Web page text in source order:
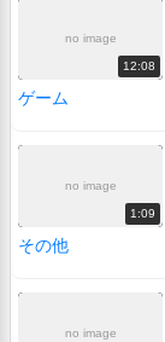
no image
12:08
ゲーム
no image
1:09
その他
no image